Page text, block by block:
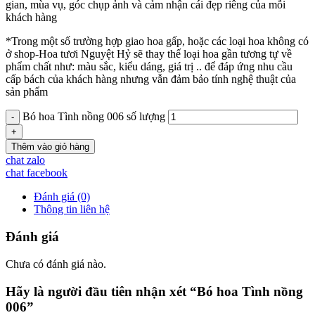
gian, mùa vụ, góc chụp ảnh và cảm nhận cái đẹp riêng của mỗi
khách hàng
*Trong một số trường hợp giao hoa gấp, hoặc các loại hoa không có
ở shop-Hoa tươi Nguyệt Hỷ sẽ thay thế loại hoa gần tương tự về
phẩm chất như: màu sắc, kiểu dáng, giá trị .. để đáp ứng nhu cầu
cấp bách của khách hàng nhưng vẫn đảm bảo tính nghệ thuật của
sản phẩm
Bó hoa Tình nồng 006 số lượng
Thêm vào giỏ hàng
chat zalo
chat facebook
Đánh giá (0)
Thông tin liên hệ
Đánh giá
Chưa có đánh giá nào.
Hãy là người đầu tiên nhận xét “Bó hoa Tình nồng
006”